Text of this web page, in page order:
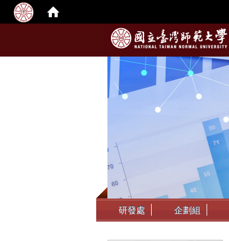
::: 研發處 企劃組